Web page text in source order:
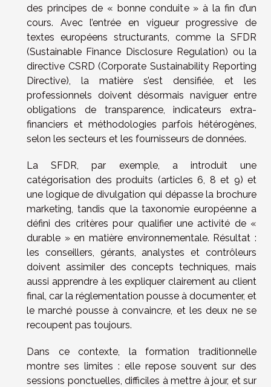
des principes de « bonne conduite » à la fin d’un
cours. Avec l’entrée en vigueur progressive de
textes européens structurants, comme la SFDR
(Sustainable Finance Disclosure Regulation) ou la
directive CSRD (Corporate Sustainability Reporting
Directive), la matière s’est densifiée, et les
professionnels doivent désormais naviguer entre
obligations de transparence, indicateurs extra-
financiers et méthodologies parfois hétérogènes,
selon les secteurs et les fournisseurs de données.
La SFDR, par exemple, a introduit une
catégorisation des produits (articles 6, 8 et 9) et
une logique de divulgation qui dépasse la brochure
marketing, tandis que la taxonomie européenne a
défini des critères pour qualifier une activité de «
durable » en matière environnementale. Résultat :
les conseillers, gérants, analystes et contrôleurs
doivent assimiler des concepts techniques, mais
aussi apprendre à les expliquer clairement au client
final, car la réglementation pousse à documenter, et
le marché pousse à convaincre, et les deux ne se
recoupent pas toujours.
Dans ce contexte, la formation traditionnelle
montre ses limites : elle repose souvent sur des
sessions ponctuelles, difficiles à mettre à jour, et sur